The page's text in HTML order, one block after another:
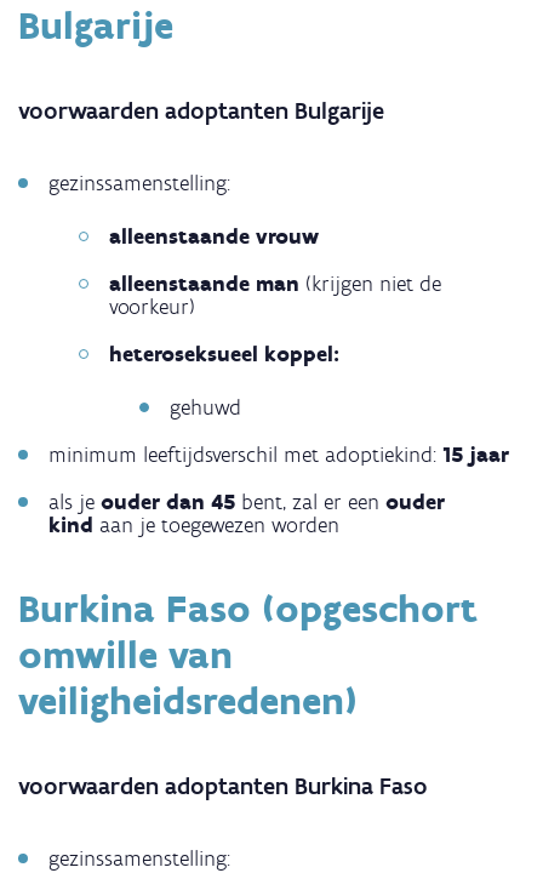
Bulgarije
voorwaarden adoptanten Bulgarije
gezinssamenstelling:
alleenstaande vrouw
alleenstaande man (krijgen niet de
voorkeur)
heteroseksueel koppel:
gehuwd
minimum leeftijdsverschil met adoptiekind: 15 jaar
als je ouder dan 45 bent, zal er een ouder
kind aan je toegewezen worden
Burkina Faso (opgeschort
omwille van
veiligheidsredenen)
voorwaarden adoptanten Burkina Faso
gezinssamenstelling: